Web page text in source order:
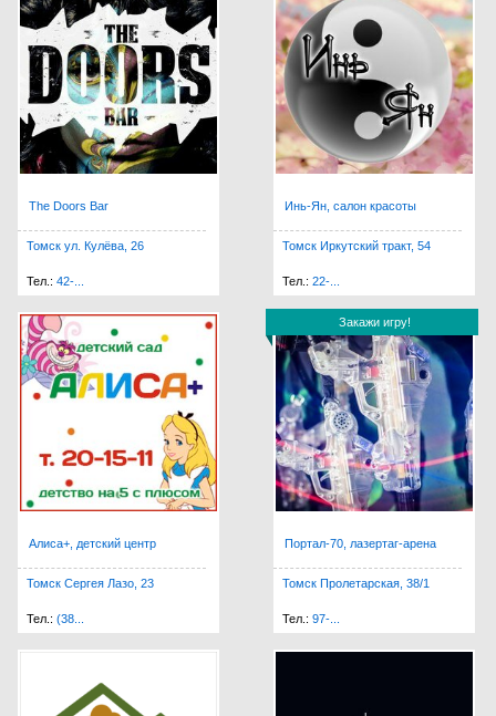
The Doors Bar
Томск ул. Кулёва, 26
Тел.: 42-...
Инь-Ян, салон красоты
Томск Иркутский тракт, 54
Тел.: 22-...
Алиса+, детский центр
Томск Сергея Лазо, 23
Тел.: (38...
Закажи игру!
Закажи игру!
Портал-70, лазертаг-арена
Томск Пролетарская, 38/1
Тел.: 97-...